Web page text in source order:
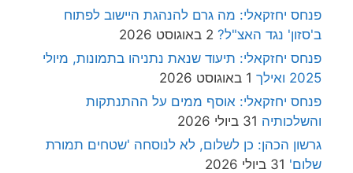
פנחס יחזקאלי: מה גרם להנהגת היישוב לפתוח
ב'סזון' נגד האצ"ל? 2 באוגוסט 2026
פנחס יחזקאלי: תיעוד שנאת נתניהו בתמונות, מיולי
2025 ואילך
1 באוגוסט 2026
פנחס יחזקאלי: אוסף ממים על ההתנתקות
והשלכותיה 31 ביולי 2026
גרשון הכהן: כן לשלום, לא לנוסחה 'שטחים תמורת
שלום' 31 ביולי 2026